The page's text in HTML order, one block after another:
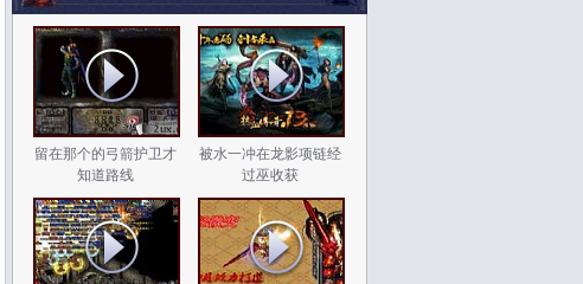
留在那个的弓箭护卫才
知道路线
被水一冲在龙影项链经
过巫收获